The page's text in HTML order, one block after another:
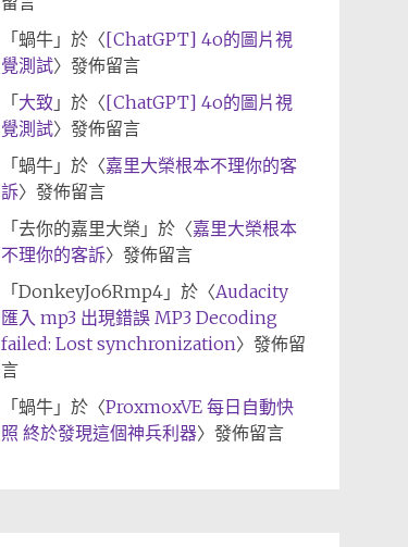
「 蝸牛」於〈[ChatGPT] 4o的圖片視
覺測試〉發佈留言
「 大致 」於〈[ChatGPT] 4o的圖片視
覺測試〉發佈留言
「 蝸牛」於〈嘉里大榮根本不理你的客
訴〉發佈留言
「 去你的嘉里大榮 」於〈嘉里大榮根本
不理你的客訴〉發佈留言
「 DonkeyJo6Rmp4」於〈Audacity
匯入 mp3 出現錯誤 MP3 Decoding
failed: Lost synchronization〉發佈留
言
「 蝸牛」於〈ProxmoxVE 每日自動快
照 終於發現這個神兵利器〉發佈留言